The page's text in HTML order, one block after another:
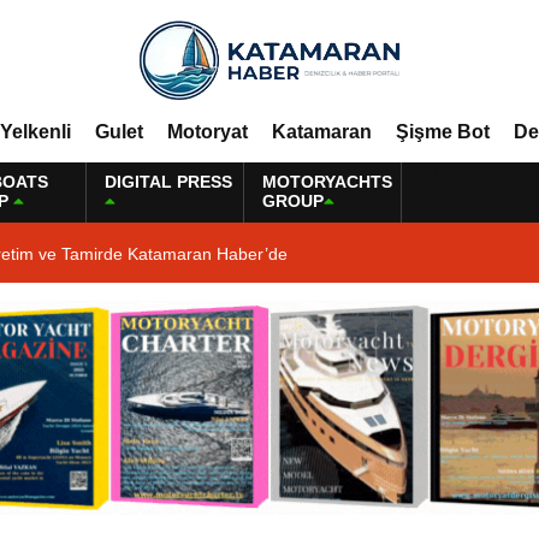
Yelkenli Gulet Motoryat Katamaran Şişme Bot
DIGITAL PRESS
MOTORYACHTS
GROUP
ve Tamirde Katamaran Haber’de